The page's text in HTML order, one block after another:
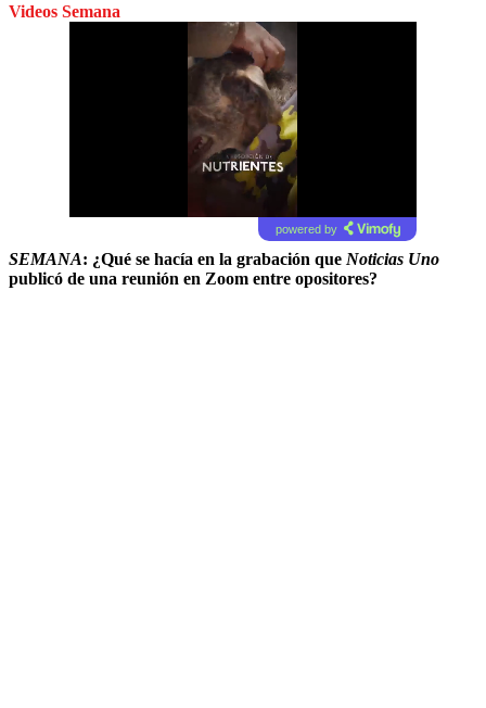
Videos Semana
powered by
SEMANA: ¿Qué se hacía en la grabación que Noticias Uno
publicó de una reunión en Zoom entre opositores?